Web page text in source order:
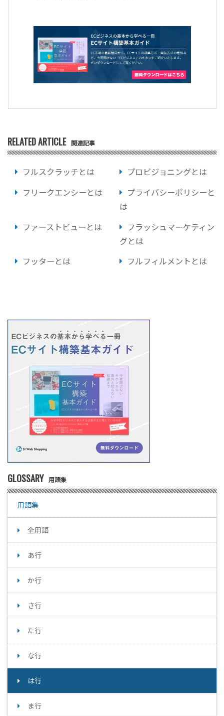
GLOSSARY 用語集
用語集
全用語
あ行
か行
さ行
た行
な行
は行
ま行
RELATED ARTICLE 関連記事
フルスクラッチとは
プロビジョニングとは
フリークエンシーとは
プライバシーポリシーと
は
ファーストビューとは
フラッシュマーケティン
グとは
フッターとは
フルフィルメントとは